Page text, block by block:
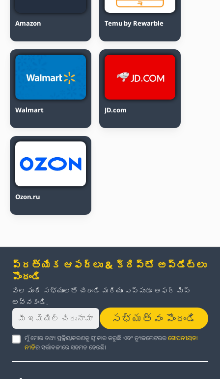
Amazon Temu by Rewarble
Walmart JD.com
Ozon.ru
ప్రత్యేక ఆఫర్లు & క్రిప్టో అప్‌డేట్‌లు
పొందండి
వేల మంది సభ్యులతో చేరండి మరియు ఎప్పుడూ ఆఫర్ మిస్
అవ్వకండి.
సభ్యత్వం పొందండి
ମୁଁ ମୋର ତଥ୍ୟ ପ୍ରକ୍ରିୟାକରଣକୁ ସ୍ୱୀକାର କରୁଛି ଏବଂ ନ୍ୟୁଜଲେଟରରଗୋପନୀୟତା
ନୀତିର ସର୍ତ୍ତାବଳୀରେ ସହମତ ହେଉଛି।